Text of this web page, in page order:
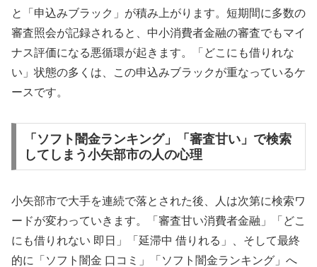
と「申込みブラック」が積み上がります。短期間に多数の
審査照会が記録されると、中小消費者金融の審査でもマイ
ナス評価になる悪循環が起きます。「どこにも借りれな
い」状態の多くは、この申込みブラックが重なっているケ
ースです。
「ソフト闇金ランキング」「審査甘い」で検索
してしまう小矢部市の人の心理
小矢部市で大手を連続で落とされた後、人は次第に検索ワ
ードが変わっていきます。「審査甘い消費者金融」「どこ
にも借りれない 即日」「延滞中 借りれる」、そして最終
的に「ソフト闇金 口コミ」「ソフト闇金ランキング」へ